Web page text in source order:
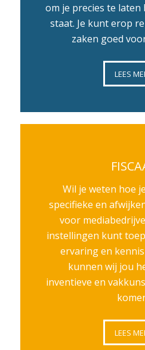
om je precies te
staat. Je kunt erop
zaken goed
LEES
Wil je weten hoe
specifieke en
voor
instellingen kunt
ervaring en
kunnen wij jou
inventieve en
LEES